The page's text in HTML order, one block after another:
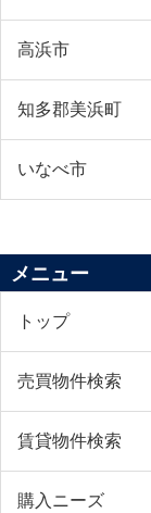
高浜市
知多郡美浜町
いなべ市
メニュー
トップ
売買物件検索
賃貸物件検索
購入ニーズ